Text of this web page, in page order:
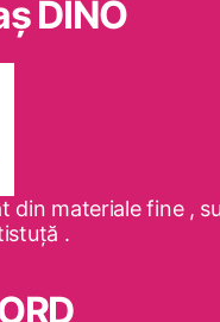
DINO
din materiale fine ,
.